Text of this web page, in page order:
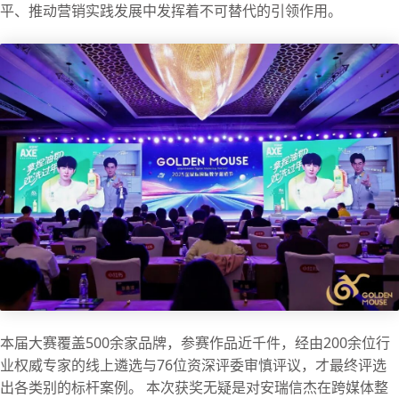
平、推动营销实践发展中发挥着不可替代的引领作用。
本届大赛覆盖500余家品牌，参赛作品近千件，经由200余位行
业权威专家的线上遴选与76位资深评委审慎评议，才最终评选
出各类别的标杆案例。 本次获奖无疑是对安瑞信杰在跨媒体整